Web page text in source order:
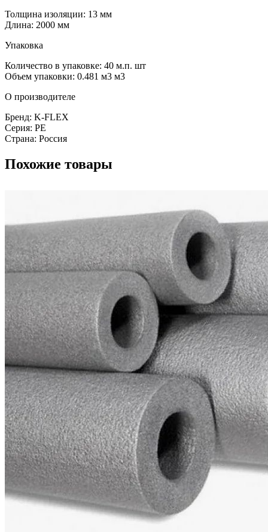
Толщина изоляции: 13 мм
Длина: 2000 мм
Упаковка
Количество в упаковке: 40 м.п. шт
Объем упаковки: 0.481 м3 м3
О производителе
Бренд: K-FLEX
Серия: PE
Страна: Россия
Похожие товары